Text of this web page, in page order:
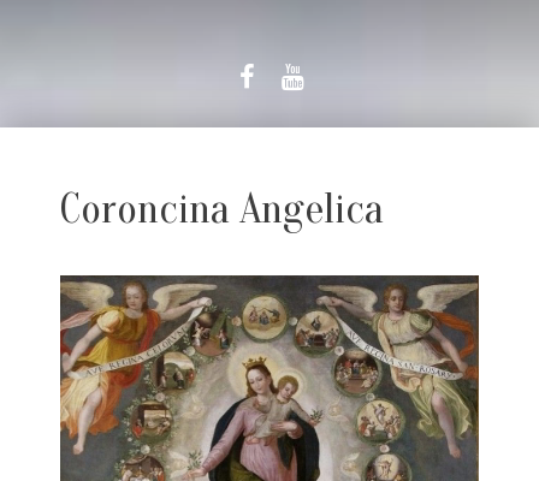
Coroncina Angelica